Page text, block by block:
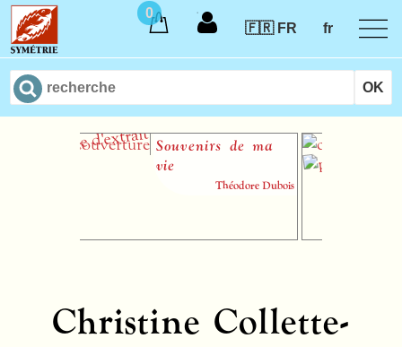
0
🇫🇷 FR
fr
Souvenirs de ma
vie
Théodore Dubois
Christine Collette-